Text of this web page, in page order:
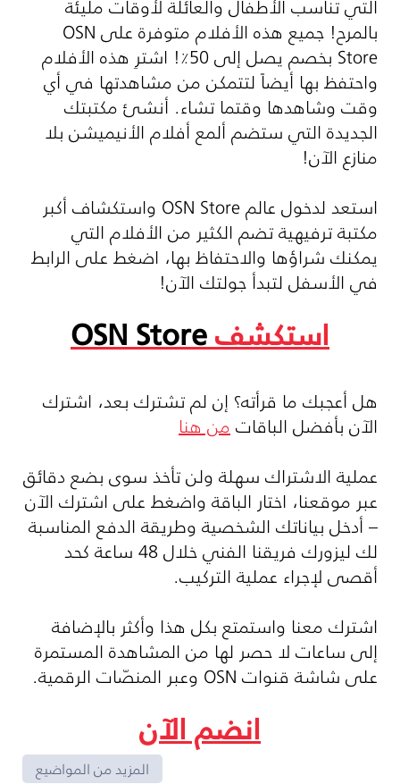
بالمرح! جميع هذه الأفلام متوفرة علىOSN
Store بخصم يصل إلى 50٪! اشترِ هذه الأفلام
واحتفظ بها أيضاً لتتمكن من مشاهدتها في أي
وقت وشاهدها وقتما تشاء. أنشئ مكتبتك
الجديدة التي ستضم ألمع أفلام الأنيميشن بلا
منازع الآن!
استعد لدخول عالمOSN Store واستكشاف أكبر
مكتبة ترفيهية تضم الكثير من الأفلام التي
يمكنك شراؤها والاحتفاظ بها، اضغط على الرابط
في الأسفل لتبدأ جولتك الآن!
استكشفOSN Store
هل أعجبك ما قرأته؟ إن لم تشترك بعد، اشترك
الآن بأفضل الباقاتمن هنا
عملية الاشتراك سهلة ولن تأخذ سوى بضع دقائق
عبر موقعنا، اختار الباقة واضغط على اشترك الآن
– أدخل بياناتك الشخصية وطريقة الدفع المناسبة
لك ليزورك فريقنا الفني خلال 48 ساعة كحد
أقصى لإجراء عملية التركيب.
اشترك معنا واستمتع بكل هذا وأكثر بالإضافة
إلى ساعات لا حصر لها من المشاهدة المستمرة
على شاشة قنواتOSN وعبر المنصّات الرقمية.
انضم الآن
المزيد من المواضيع